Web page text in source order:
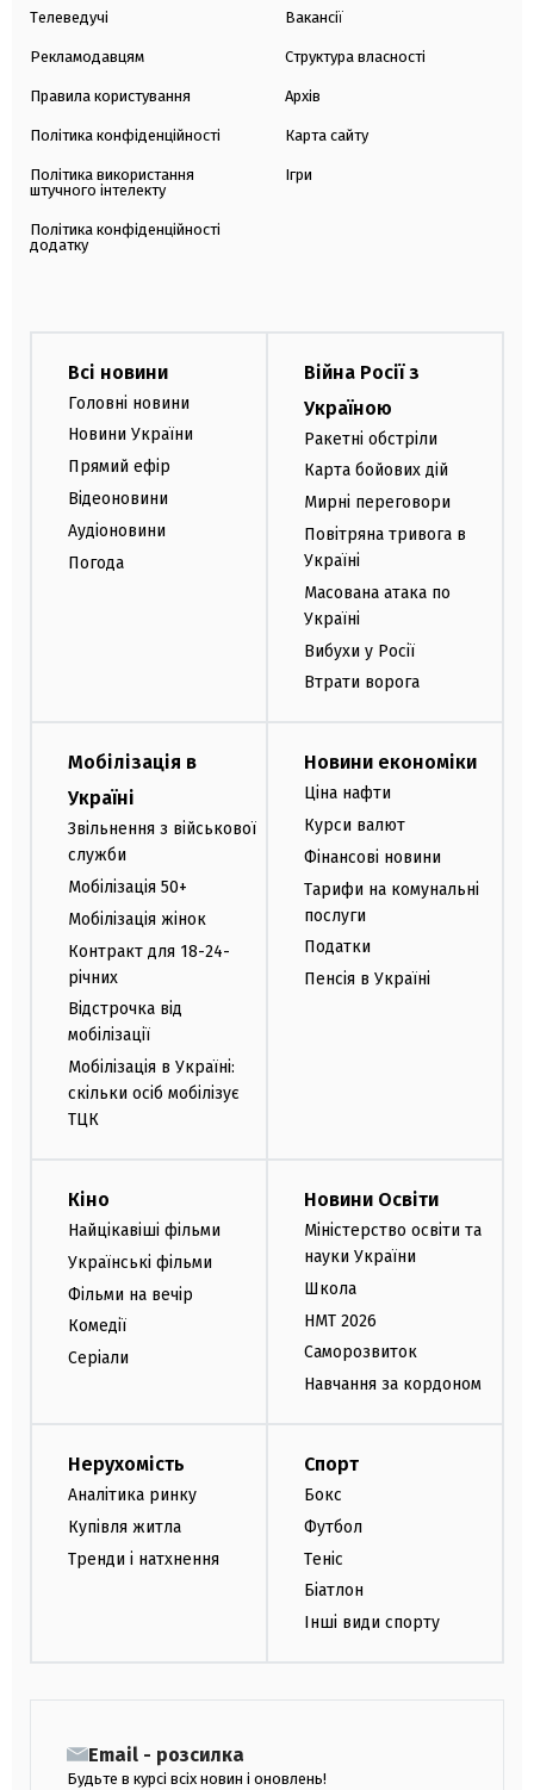
Телеведучі
Рекламодавцям
Правила користування
Політика конфіденційності
Політика використання
штучного інтелекту
Політика конфіденційності
додатку
Вакансії
Структура власності
Архів
Карта сайту
Ігри
Всі новини
Головні новини
Новини України
Прямий ефір
Відеоновини
Аудіоновини
Погода
Війна Росії з
Україною
Ракетні обстріли
Карта бойових дій
Мирні переговори
Повітряна тривога в
Україні
Масована атака по
Україні
Вибухи у Росії
Втрати ворога
Мобілізація в
Україні
Звільнення з військової
служби
Мобілізація 50+
Мобілізація жінок
Контракт для 18-24-
річних
Відстрочка від
мобілізації
Мобілізація в Україні:
скільки осіб мобілізує
ТЦК
Новини економіки
Ціна нафти
Курси валют
Фінансові новини
Тарифи на комунальні
послуги
Податки
Пенсія в Україні
Кіно
Найцікавіші фільми
Українські фільми
Фільми на вечір
Комедії
Серіали
Новини Освіти
Міністерство освіти та
науки України
Школа
НМТ 2026
Саморозвиток
Навчання за кордоном
Нерухомість
Аналітика ринку
Купівля житла
Тренди і натхнення
Спорт
Бокс
Футбол
Теніс
Біатлон
Інші види спорту
Email - розсилка
Будьте в курсі всіх новин і оновлень!